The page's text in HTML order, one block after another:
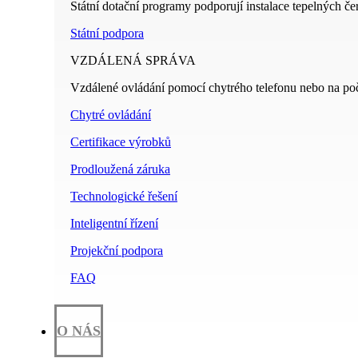
Státní dotační programy podporují instalace tepelných
Státní podpora
VZDÁLENÁ SPRÁVA
Vzdálené ovládání pomocí chytrého telefonu nebo na
Chytré ovládání
Certifikace výrobků
Prodloužená záruka
Technologické řešení
Inteligentní řízení
Projekční podpora
FAQ
O NÁS